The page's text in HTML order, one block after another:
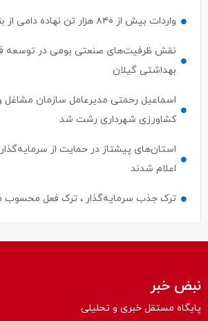
واردات بیش از ۸۴۰ هزار تن نهاده دامی از بنادر كاسپین و انزلی
نقش ظرفیت‌های صنعتی بومی در توسعه
بهداشتی گیلان
اسماعیل رحمتی مدیرعامل سازمان مشاغل
کشاورزی شهرداری رشت شد
استان‌های پیشتاز در حمایت از
اعلام شدند
ترک جذب سرمایه‌گذار ، ترک فعل
نبض خبر
پایگاه مستقل خبری و تحلیلی